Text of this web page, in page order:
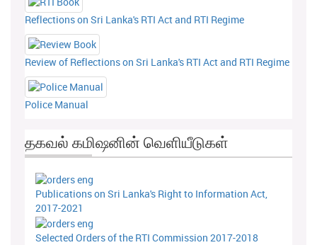
Reflections on Sri Lanka's RTI Act and RTI Regime
Review of Reflections on Sri Lanka's RTI Act and RTI Regime
Police Manual
தகவல் கமிஷனின் வெளியீடுகள்
Publications on Sri Lanka's Right to Information Act,
2017-2021
Selected Orders of the RTI Commission 2017-2018